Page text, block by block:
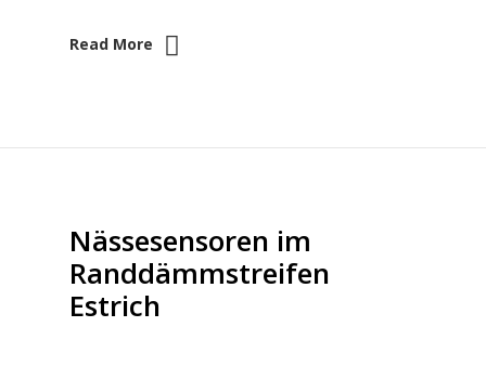
Read More
Nässesensoren im
Randdämmstreifen
Estrich